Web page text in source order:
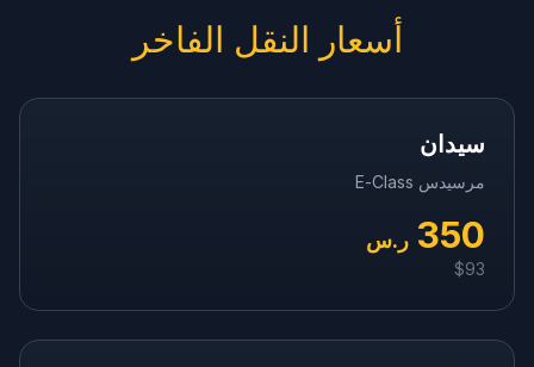
أسعار النقل الفاخر
سيدان
مرسيدس E-Class
350 ر.س
$93